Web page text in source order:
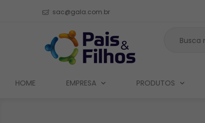
sac@gala.com.br
HOME EMPRESA PRODUTOS